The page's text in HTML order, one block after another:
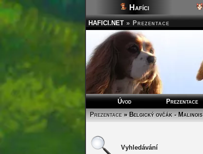
Hafíci
HAFICI.NET » Prezentace
Úvod Prezentace
Prezentace» Belgický ovčák - Malinois
Vyhledávání